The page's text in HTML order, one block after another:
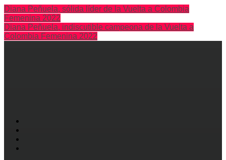
Diana Peñuela, sólida líder de la Vuelta a Colombia
Femenina 2022
Diana Peñuela, indiscutible campeona de la Vuelta a
Colombia Femenina 2022